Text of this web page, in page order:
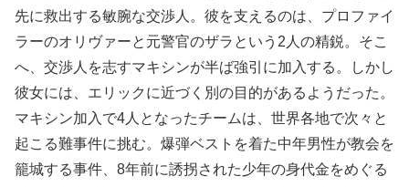
先に救出する敏腕な交渉人。彼を支えるのは、プロファイ
ラーのオリヴァーと元警官のザラという2人の精鋭。そこ
へ、交渉人を志すマキシンが半ば強引に加入する。しかし
彼女には、エリックに近づく別の目的があるようだった。
マキシン加入で4人となったチームは、世界各地で次々と
起こる難事件に挑む。爆弾ベストを着た中年男性が教会を
籠城する事件、8年前に誘拐された少年の身代金をめぐる